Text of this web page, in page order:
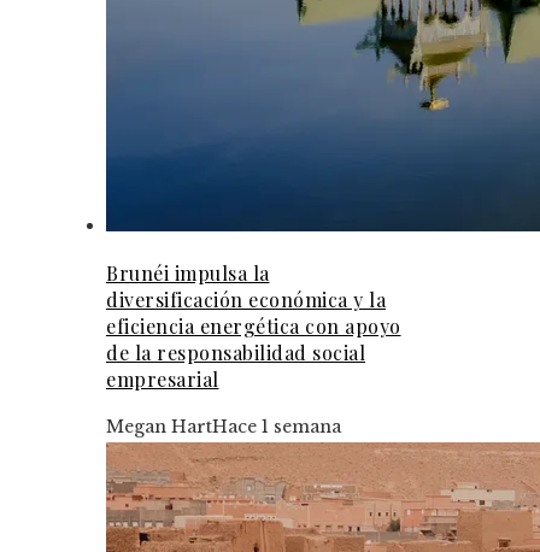
Brunéi impulsa la
diversificación económica y la
eficiencia energética con apoyo
de la responsabilidad social
empresarial
Megan HartHace 1 semana